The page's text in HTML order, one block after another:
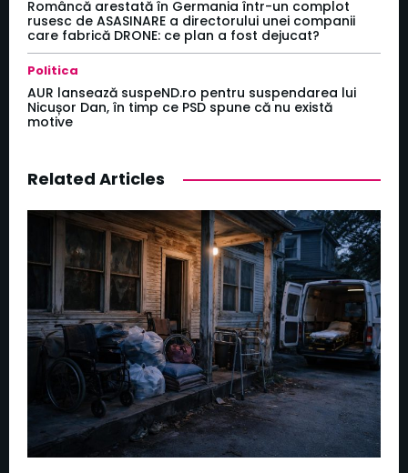
Româncă arestată în Germania într-un complot
rusesc de ASASINARE a directorului unei companii
care fabrică DRONE: ce plan a fost dejucat?
Politica
AUR lansează suspeND.ro pentru suspendarea lui
Nicușor Dan, în timp ce PSD spune că nu există
motive
Related Articles